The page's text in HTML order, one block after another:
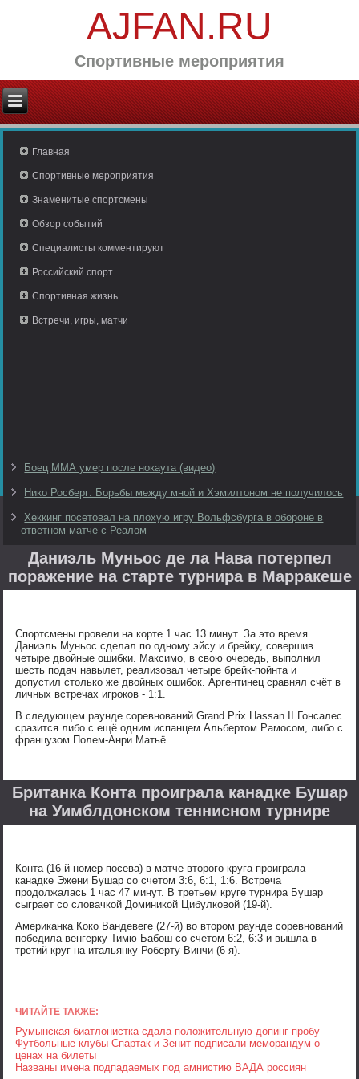
AJFAN.RU
Спортивные мероприятия
Главная
Спортивные мероприятия
Знаменитые спортсмены
Обзор событий
Специалисты комментируют
Российский спорт
Спортивная жизнь
Встречи, игры, матчи
Боец ММА умер после нокаута (видео)
Нико Росберг: Борьбы между мной и Хэмилтоном не получилось
Хеккинг посетовал на плохую игру Вольфсбурга в обороне в
ответном матче с Реалом
Даниэль Муньос де ла Нава потерпел
поражение на старте турнира в Марракеше
Спортсмены провели на корте 1 час 13 минут. За это время
Даниэль Муньос сделал по одному эйсу и брейку, совершив
четыре двойные ошибки. Максимо, в свою очередь, выполнил
шесть подач навылет, реализовал четыре брейк-пойнта и
допустил столько же двойных ошибок. Аргентинец сравнял счёт в
личных встречах игроков - 1:1.
В следующем раунде соревнований Grand Prix Hassan II Гонсалес
сразится либо с ещё одним испанцем Альбертом Рамосом, либо с
французом Полем-Анри Матьё.
Британка Конта проиграла канадке Бушар
на Уимблдонском теннисном турнире
Конта (16-й номер посева) в матче второго круга проиграла
канадке Эжени Бушар со счетом 3:6, 6:1, 1:6. Встреча
продолжалась 1 час 47 минут. В третьем круге турнира Бушар
сыграет со словачкой Доминикой Цибулковой (19-й).
Американка Коко Вандевеге (27-й) во втором раунде соревнований
победила венгерку Тимю Бабош со счетом 6:2, 6:3 и вышла в
третий круг на итальянку Роберту Винчи (6-я).
ЧИТАЙТЕ ТАКЖЕ:
Румынская биатлонистка сдала положительную допинг-пробу
Футбольные клубы Спартак и Зенит подписали меморандум о
ценах на билеты
Названы имена подпадаемых под амнистию ВАДА россиян